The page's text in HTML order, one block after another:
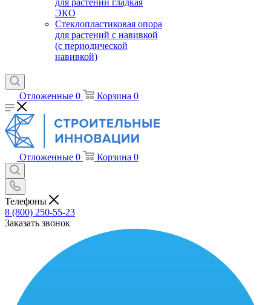
для растений гладкая
ЭКО
Стеклопластиковая опора
для растений с навивкой
(с периодической
навивкой)
Отложенные 0 Корзина 0
Отложенные 0 Корзина 0
Телефоны
8 (800) 250-55-23
Заказать звонок